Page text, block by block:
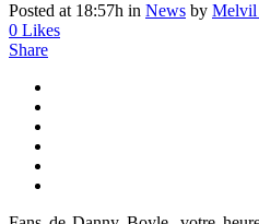
Posted at 18:57h in News by Melvil
0 Likes
Share